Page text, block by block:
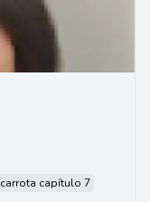
capítulo 7